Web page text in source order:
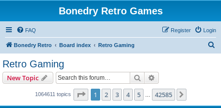
Bonedry Retro Games
FAQ Login
Register
Bonedry Retro Board index Retro Gaming
Retro Gaming
New Topic Search
1064611 topics Page 1of 42585
1 2 3 4 5 42585